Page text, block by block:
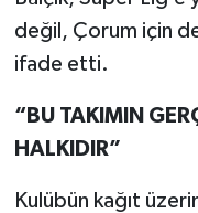
değil, Çorum için
ifade etti.
“BU TAKIMIN
HALKIDIR”
Kulübün kağıt